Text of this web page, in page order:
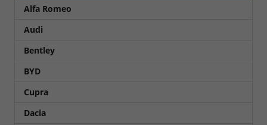
Alfa Romeo
Audi
Bentley
BYD
Cupra
Dacia